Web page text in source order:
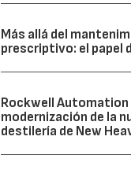
Más allá del
prescriptivo: el papel
Rockwell Automation
modernización de la
destilería de New